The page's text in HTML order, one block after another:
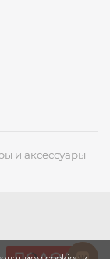
и аксессуары